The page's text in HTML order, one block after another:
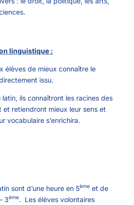
linguistique :
élèves de mieux connaître le
issu.
latin, ils connaîtront les racines des
et retiendront mieux leur sens et
vocabulaire s’enrichira.
sont d’une heure en 5ème et de
3ème. Les élèves volontaires